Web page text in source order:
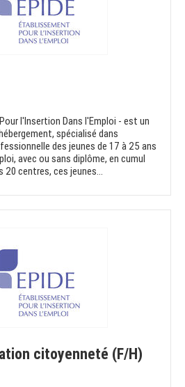
l'Insertion Dans l'Emploi - est un
spécialisé dans
des jeunes de 17 à 25 ans
avec ou sans diplôme, en cumul
20 centres, ces jeunes...
citoyenneté (F/H)